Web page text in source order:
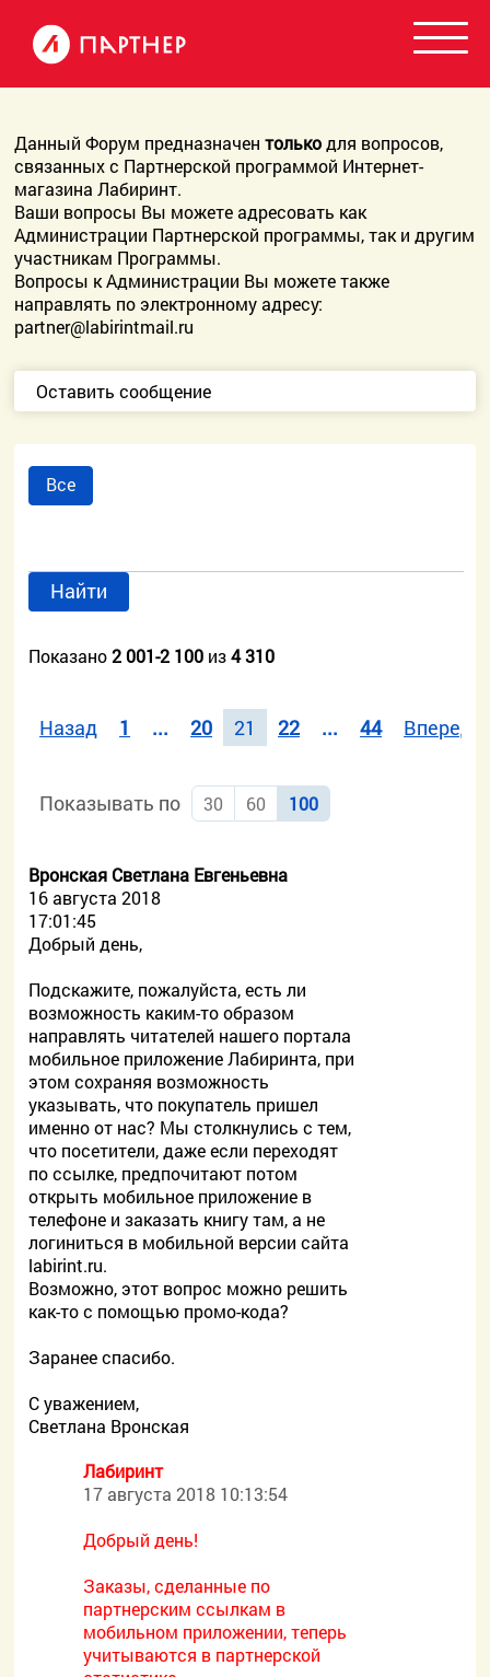
Данный Форум предназначентолькодля вопросов,
связанных с Партнерской программой Интернет-
магазина Лабиринт.
Ваши вопросы Вы можете адресовать как
Администрации Партнерской программы, так и другим
участникам Программы.
Вопросы к Администрации Вы можете также
направлять по электронному адресу:
partner@labirintmail.ru
Оставить сообщение
Все
Найти
Показано2 001-2 100 из4 310
Назад 1 ... 20 21 22 ... 44 Вперед
Показывать по 30 60 100
Вронская Светлана Евгеньевна
16 августа 2018
17:01:45
Добрый день,
Подскажите, пожалуйста, есть ли
возможность каким-то образом
направлять читателей нашего портала
мобильное приложение Лабиринта, при
этом сохраняя возможность
указывать, что покупатель пришел
именно от нас? Мы столкнулись с тем,
что посетители, даже если переходят
по ссылке, предпочитают потом
открыть мобильное приложение в
телефоне и заказать книгу там, а не
логиниться в мобильной версии сайта
labirint.ru.
Возможно, этот вопрос можно решить
как-то с помощью промо-кода?
Заранее спасибо.
С уважением,
Светлана Вронская
Лабиринт
17 августа 2018 10:13:54
Добрый день!
Заказы, сделанные по
партнерским ссылкам в
мобильном приложении, теперь
учитываются в партнерской